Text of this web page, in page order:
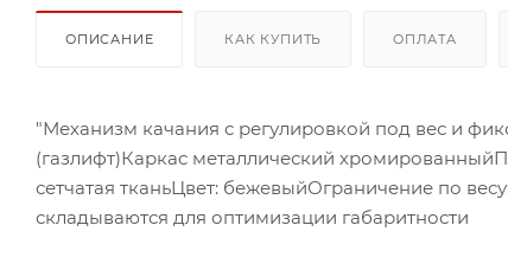
ОПИСАНИЕ КАК КУПИТЬ ОПЛАТА
"Механизм качания с регулировкой под вес и
(газлифт)Каркас металлический
сетчатая тканьЦвет:
складываются для оптимизации